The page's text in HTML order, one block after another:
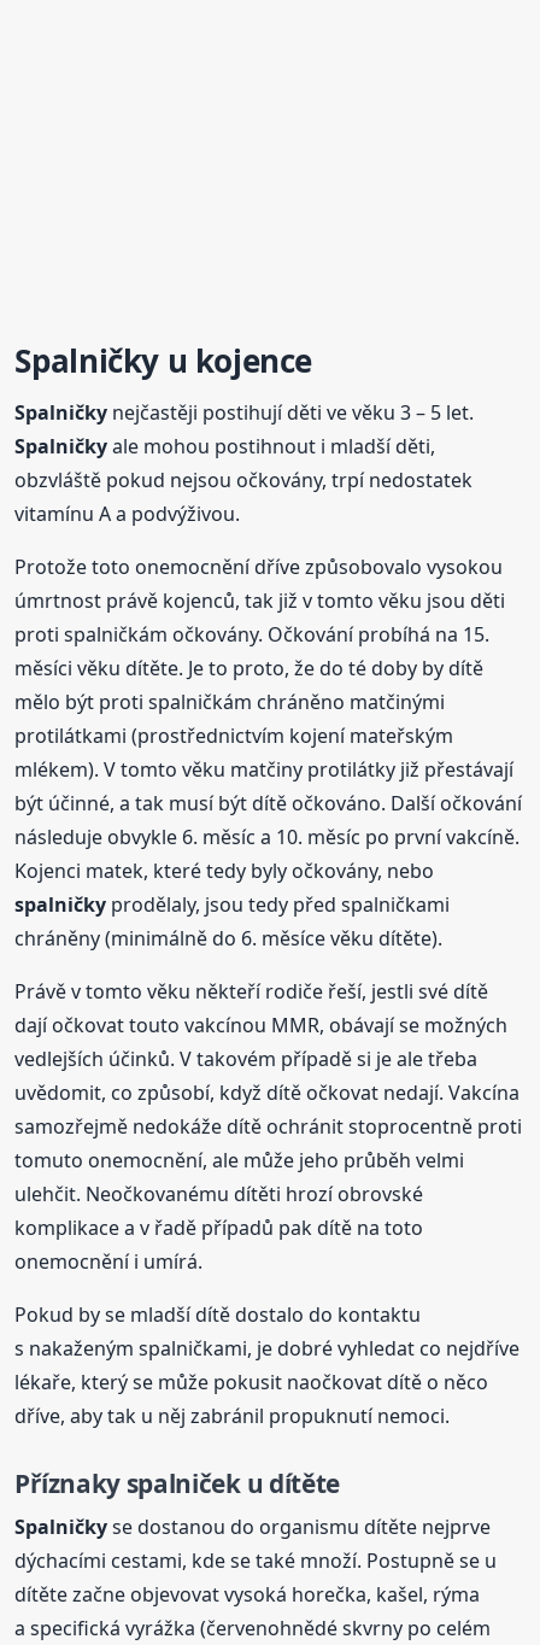
Spalničkyu kojence
Spalničky nejčastěji postihují děti ve věku 3 – 5 let.
Spalničkyale mohou postihnout i mladší děti,
obzvláště pokud nejsou očkovány, trpí nedostatek
vitamínu A a podvýživou.
Protože toto onemocnění dříve způsobovalo vysokou
úmrtnost právě kojenců, tak již v tomto věku jsou děti
proti spalničkám očkovány. Očkování probíhá na 15.
měsíci věku dítěte. Je to proto, že do té doby by dítě
mělo být proti spalničkám chráněno matčinými
protilátkami (prostřednictvím kojení mateřským
mlékem). V tomto věku matčiny protilátky již přestávají
být účinné, a tak musí být dítě očkováno. Další očkování
následuje obvykle 6. měsíc a 10. měsíc po první vakcíně.
Kojenci matek, které tedy byly očkovány, nebo
spalničky prodělaly, jsou tedy před spalničkami
chráněny (minimálně do 6. měsíce věku dítěte).
Právě v tomto věku někteří rodiče řeší, jestli své dítě
dají očkovat touto vakcínou MMR, obávají se možných
vedlejších účinků. V takovém případě si je ale třeba
uvědomit, co způsobí, když dítě očkovat nedají. Vakcína
samozřejmě nedokáže dítě ochránit stoprocentně proti
tomuto onemocnění, ale může jeho průběh velmi
ulehčit. Neočkovanému dítěti hrozí obrovské
komplikace a v řadě případů pak dítě na toto
onemocnění i umírá.
Pokud by se mladší dítě dostalo do kontaktu
s nakaženým spalničkami, je dobré vyhledat co nejdříve
lékaře, který se může pokusit naočkovat dítě o něco
dříve, aby tak u něj zabránil propuknutí nemoci.
Příznaky spalniček u dítěte
Spalničkyse dostanou do organismu dítěte nejprve
dýchacími cestami, kde se také množí. Postupně se u
dítěte začne objevovat vysoká horečka, kašel, rýma
a specifická vyrážka (červenohnědé skvrny po celém